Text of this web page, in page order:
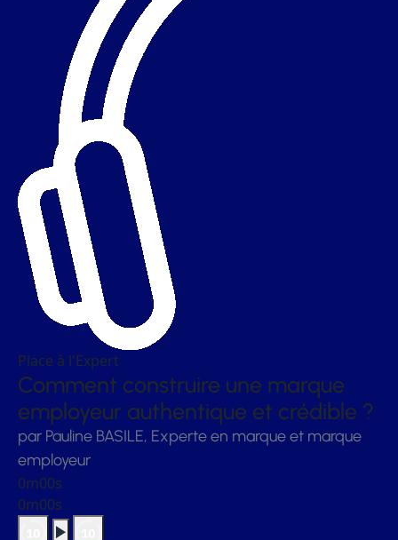
Place à l'Expert
Comment construire une marque
employeur authentique et crédible ?
par Pauline BASILE, Experte en marque et marque
employeur
0m00s
0m00s